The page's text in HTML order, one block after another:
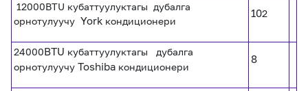
12000BTU кубаттуулуктагы дубалга
орнотулуучу York кондиционери
102
24000BTU кубаттуулуктагы дубалга
орнотулуучу Toshiba кондиционери
8